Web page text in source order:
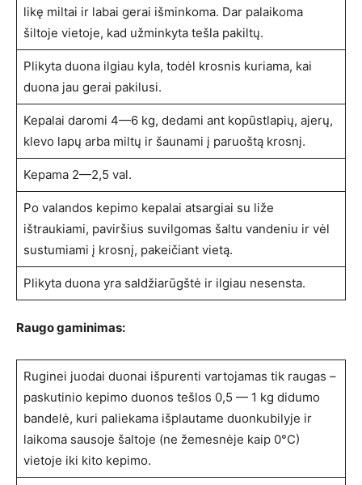
likę miltai ir labai gerai išminkoma. Dar palaikoma
šiltoje vietoje, kad užminkyta tešla pakiltų.
Plikyta duona ilgiau kyla, todėl krosnis kuriama, kai
duona jau gerai pakilusi.
Kepalai daromi 4—6 kg, dedami ant kopūstlapių, ajerų,
klevo lapų arba miltų ir šaunami į paruoštą krosnį.
Kepama 2—2,5 val.
Po valandos kepimo kepalai atsargiai su liže
ištraukiami, paviršius suvilgomas šaltu vandeniu ir vėl
sustumiami į krosnį, pakeičiant vietą.
Plikyta duona yra saldžiarūgštė ir ilgiau nesensta.
Raugo gaminimas:
Ruginei juodai duonai išpurenti vartojamas tik raugas –
paskutinio kepimo duonos tešlos 0,5 — 1 kg didumo
bandelė, kuri paliekama išplautame duonkubilyje ir
laikoma sausoje šaltoje (ne žemesnėje kaip 0°C)
vietoje iki kito kepimo.